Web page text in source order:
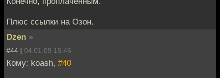
Плюс ссылки на Озон.
Dzen »
#44 | 04.01.09 15:46
Кому: koash, #40